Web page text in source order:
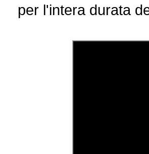
per l'intera durata